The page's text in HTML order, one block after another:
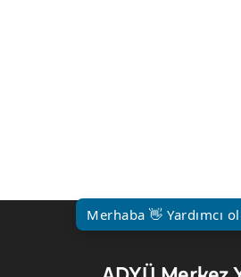
Merhaba 👋 Yardımcı